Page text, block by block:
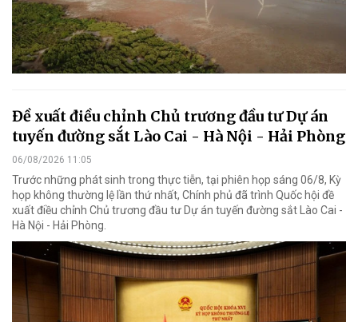
Đề xuất điều chỉnh Chủ trương đầu tư Dự án
tuyến đường sắt Lào Cai - Hà Nội - Hải Phòng
06/08/2026 11:05
Trước những phát sinh trong thực tiễn, tại phiên họp sáng 06/8, Kỳ
họp không thường lệ lần thứ nhất, Chính phủ đã trình Quốc hội đề
xuất điều chỉnh Chủ trương đầu tư Dự án tuyến đường sắt Lào Cai -
Hà Nội - Hải Phòng.